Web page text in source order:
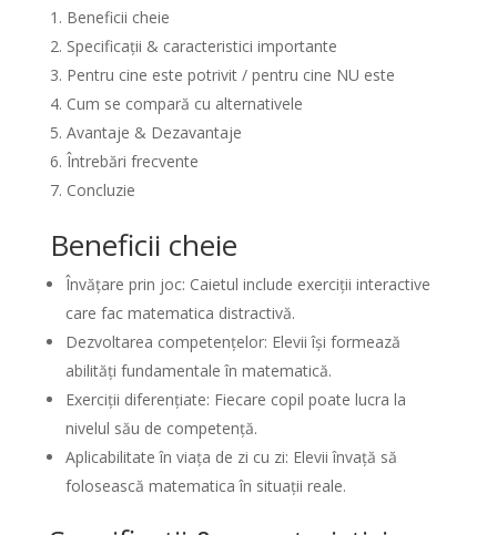
Beneficii cheie
Specificații & caracteristici importante
Pentru cine este potrivit / pentru cine NU este
Cum se compară cu alternativele
Avantaje & Dezavantaje
Întrebări frecvente
Concluzie
Beneficii cheie
Învățare prin joc: Caietul include exerciții interactive
care fac matematica distractivă.
Dezvoltarea competențelor: Elevii își formează
abilități fundamentale în matematică.
Exerciții diferențiate: Fiecare copil poate lucra la
nivelul său de competență.
Aplicabilitate în viața de zi cu zi: Elevii învață să
folosească matematica în situații reale.